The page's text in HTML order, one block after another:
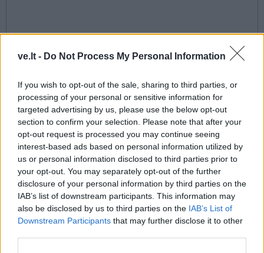
ve.lt - Do Not Process My Personal Information
If you wish to opt-out of the sale, sharing to third parties, or
processing of your personal or sensitive information for
targeted advertising by us, please use the below opt-out
section to confirm your selection. Please note that after your
opt-out request is processed you may continue seeing
interest-based ads based on personal information utilized by
us or personal information disclosed to third parties prior to
your opt-out. You may separately opt-out of the further
disclosure of your personal information by third parties on the
IAB’s list of downstream participants. This information may
also be disclosed by us to third parties on the IAB’s List of
Downstream Participants that may further disclose it to other
Sutinku sutaisyklėmis
reCAPTCHA and the Google
Privacy PolicyandTerms of
Serviceapply.